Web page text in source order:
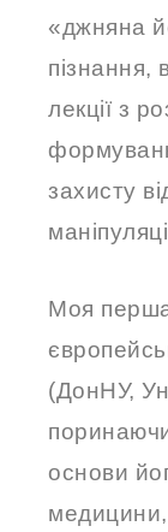
«джняна
пізнання,
лекції з
захисту
Моя перша
(ДонНУ,
основи